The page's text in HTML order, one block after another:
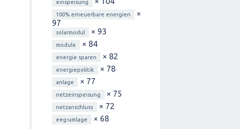
einspeisung
100% erneuerbare energien
×
97
solarmodul × 93
module × 84
energie sparen × 82
energiepolitik × 78
anlage × 77
netzeinspeisung × 75
netzanschluss × 72
eeg-umlage × 68